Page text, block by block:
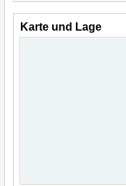
Karte und Lage